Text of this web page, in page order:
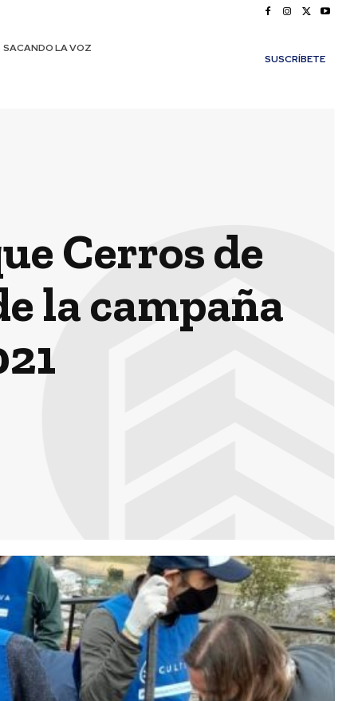
SACANDO LA VOZ
SUSCRÍBETE
Cerros de
la campaña